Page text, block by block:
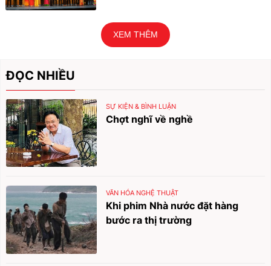
XEM THÊM
ĐỌC NHIỀU
SỰ KIỆN & BÌNH LUẬN
Chợt nghĩ về nghề
VĂN HÓA NGHỆ THUẬT
Khi phim Nhà nước đặt hàng
bước ra thị trường